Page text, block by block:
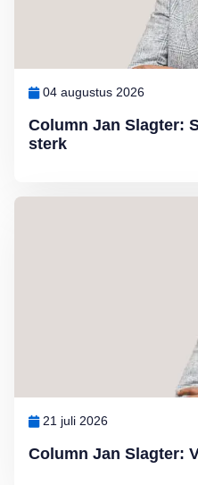
Column Jan Slagter:
sterk
04 augustus 2026
Column Jan Slagter:
21 juli 2026
Lees meer over Column Jan